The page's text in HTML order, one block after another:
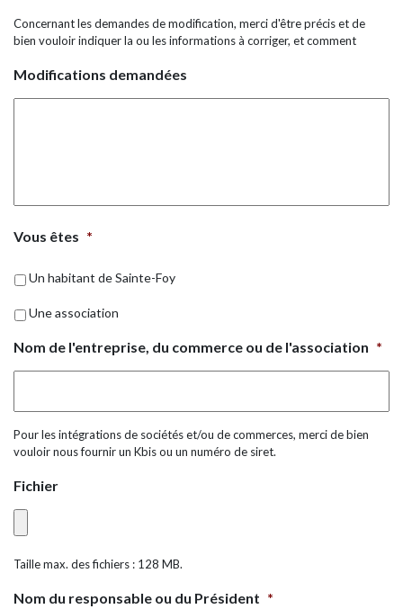
Concernant les demandes de modification, merci d'être précis et de
bien vouloir indiquer la ou les informations à corriger, et comment
Modifications demandées
Vous êtes *
Un habitant de Sainte-Foy
Une association
Nom de l'entreprise, du commerce ou de l'association *
Pour les intégrations de sociétés et/ou de commerces, merci de bien
vouloir nous fournir un Kbis ou un numéro de siret.
Fichier
Taille max. des fichiers : 128 MB.
Nom du responsable ou du Président *